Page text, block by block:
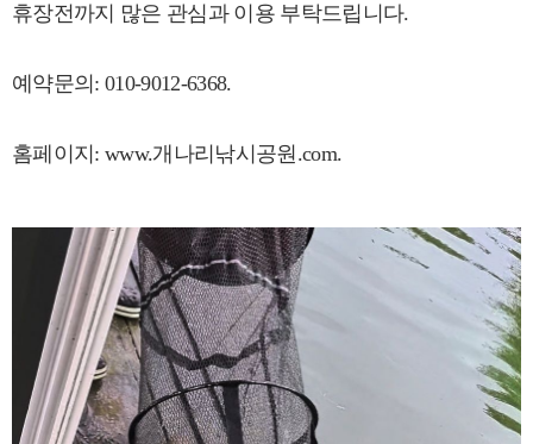
휴장전까지 많은 관심과 이용 부탁드립니다.
예약문의: 010-9012-6368.
홈페이지: www.개나리낚시공원.com.